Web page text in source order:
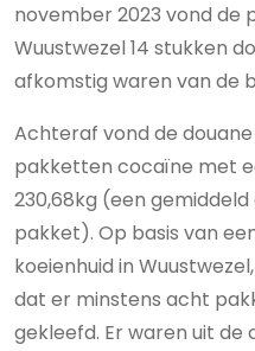
november 2023 vond de
Wuustwezel 14 stukken
afkomstig waren van de
Achteraf vond de
pakketten cocaïne met
230,68kg (een
pakket). Op basis van
koeienhuid in
dat er minstens acht
gekleefd. Er waren uit